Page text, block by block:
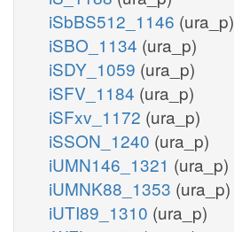
iSbBS512_1146 (ura_p)
iSBO_1134 (ura_p)
iSDY_1059 (ura_p)
iSFV_1184 (ura_p)
iSFxv_1172 (ura_p)
iSSON_1240 (ura_p)
iUMN146_1321 (ura_p)
iUMNK88_1353 (ura_p)
iUTI89_1310 (ura_p)